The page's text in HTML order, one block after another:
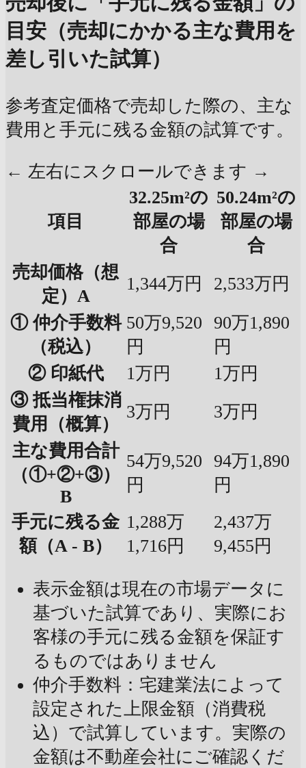
目安（売却にかかる主な費用を
差し引いた試算）
参考査定価格で売却した際の、主な
費用と手元に残る金額の試算です。
← 左右にスクロールできます →
項目
32.25m²の
部屋の場
合
50.24m²の
部屋の場
合
売却価格（想
定）A
1,344万円
2,533万円
① 仲介手数料
（税込）
50万9,520
円
90万1,890
円
② 印紙代
1万円
1万円
③ 抵当権抹消
費用（概算）
3万円
3万円
主な費用合計
（①+②+③）
B
54万9,520
円
94万1,890
円
手元に残る金
額（A - B）
1,288万
1,716円
2,437万
9,455円
表示金額は現在の市場データに
基づいた試算であり、実際にお
客様の手元に残る金額を保証す
るものではありません
仲介手数料：宅建業法によって
設定された上限金額（消費税
込）で試算しています。実際の
金額は不動産会社にご確認くだ